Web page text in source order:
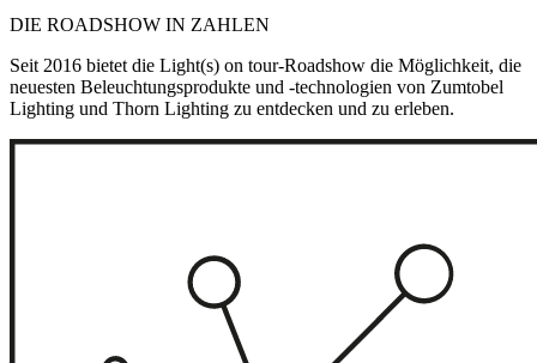
DIE ROADSHOW IN ZAHLEN
Seit 2016 bietet die Light(s) on tour-Roadshow die Möglichkeit, die
neuesten Beleuchtungsprodukte und -technologien von Zumtobel
Lighting und Thorn Lighting zu entdecken und zu erleben.